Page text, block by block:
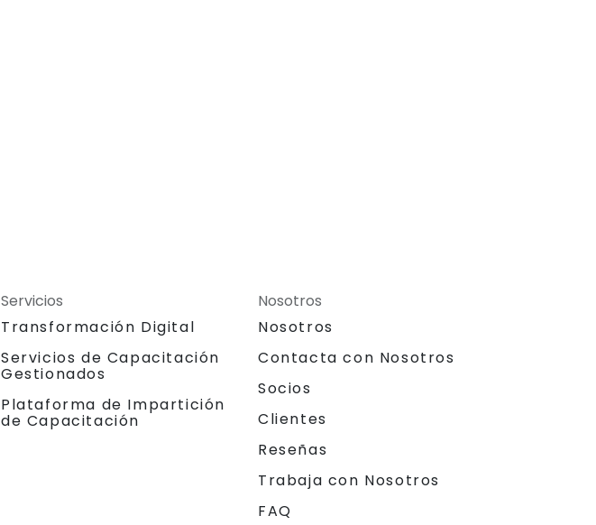
Servicios
Transformación Digital
Servicios de Capacitación
Gestionados
Plataforma de Impartición
de Capacitación
Nosotros
Nosotros
Contacta con Nosotros
Socios
Clientes
Reseñas
Trabaja con Nosotros
FAQ